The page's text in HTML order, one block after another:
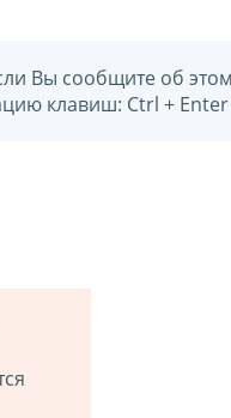
Вы сообщите об
клавиш: Ctrl +